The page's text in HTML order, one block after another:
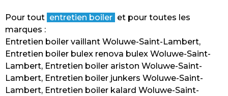
Pour tout entretien boiler et pour toutes les
marques :
Entretien boiler vaillant Woluwe-Saint-Lambert,
Entretien boiler bulex renova bulex Woluwe-Saint-
Lambert, Entretien boiler ariston Woluwe-Saint-
Lambert, Entretien boiler junkers Woluwe-Saint-
Lambert, Entretien boiler kalard Woluwe-Saint-